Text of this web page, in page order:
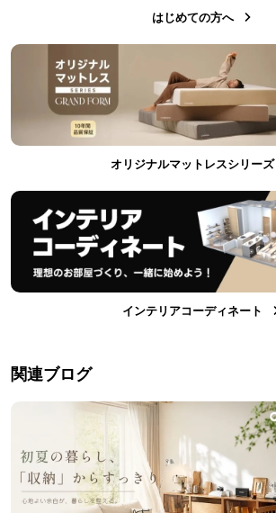
はじめての方へ
オリジナルマットレスシリーズ
インテリアコーディネート
関連ブログ